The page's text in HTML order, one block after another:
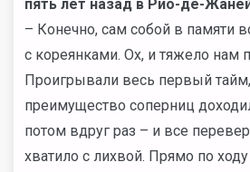
пять лет назад в Рио-де-
– Конечно, сам собой в памяти
с кореянками. Ох, и тяжело нам
Проигрывали весь первый
преимущество соперниц
потом вдруг раз – и все
хватило с лихвой. Прямо по ходу